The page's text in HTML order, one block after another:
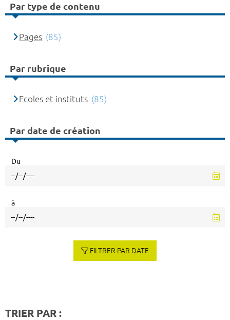
Par type de contenu
Pages (85)
Par rubrique
Ecoles et instituts (85)
Par date de création
Du
à
FILTRER PAR DATE
TRIER PAR :